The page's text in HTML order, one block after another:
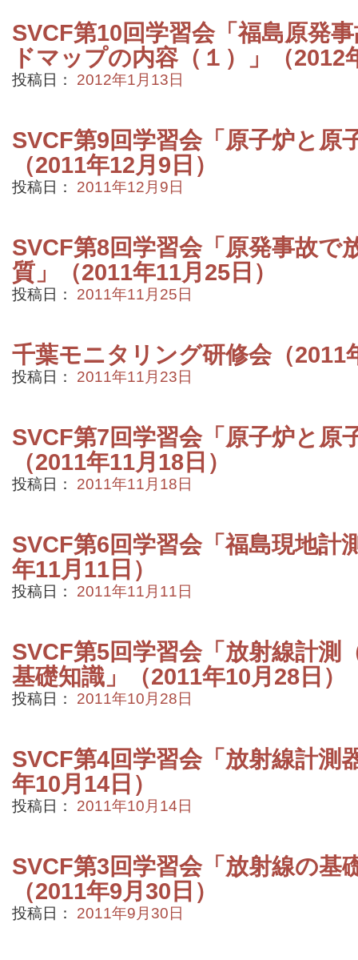
SVCF第10回学習会「福島原発
ドマップの内容（１）」（2012
投稿日： 2012年1月13日
SVCF第9回学習会「原子炉と原
（2011年12月9日）
投稿日： 2011年12月9日
SVCF第8回学習会「原発事故で
質」（2011年11月25日）
投稿日： 2011年11月25日
千葉モニタリング研修会（2011
投稿日： 2011年11月23日
SVCF第7回学習会「原子炉と原
（2011年11月18日）
投稿日： 2011年11月18日
SVCF第6回学習会「福島現地計
年11月11日）
投稿日： 2011年11月11日
SVCF第5回学習会「放射線計測
基礎知識」（2011年10月28日）
投稿日： 2011年10月28日
SVCF第4回学習会「放射線計測
年10月14日）
投稿日： 2011年10月14日
SVCF第3回学習会「放射線の基
（2011年9月30日）
投稿日： 2011年9月30日